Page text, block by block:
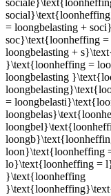
= loongbelasting +
soc}\text{loonheffing
loongbelasting +
}\text{loonheffing =
loongbelasting
=
loon}\text{loonheffing
lo}\text{loonheffing =
}\text{loonheffing